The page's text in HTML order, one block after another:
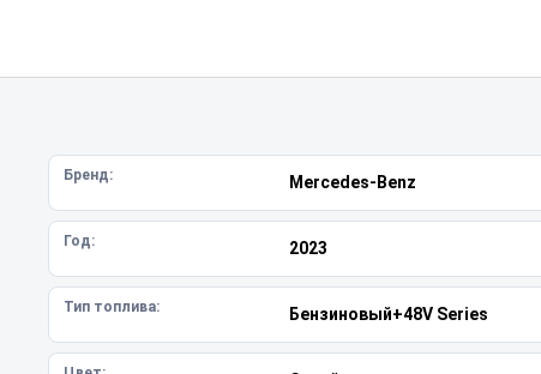
Бренд: Mercedes-Benz
Год: 2023
Тип топлива: Бензиновый+48V Series